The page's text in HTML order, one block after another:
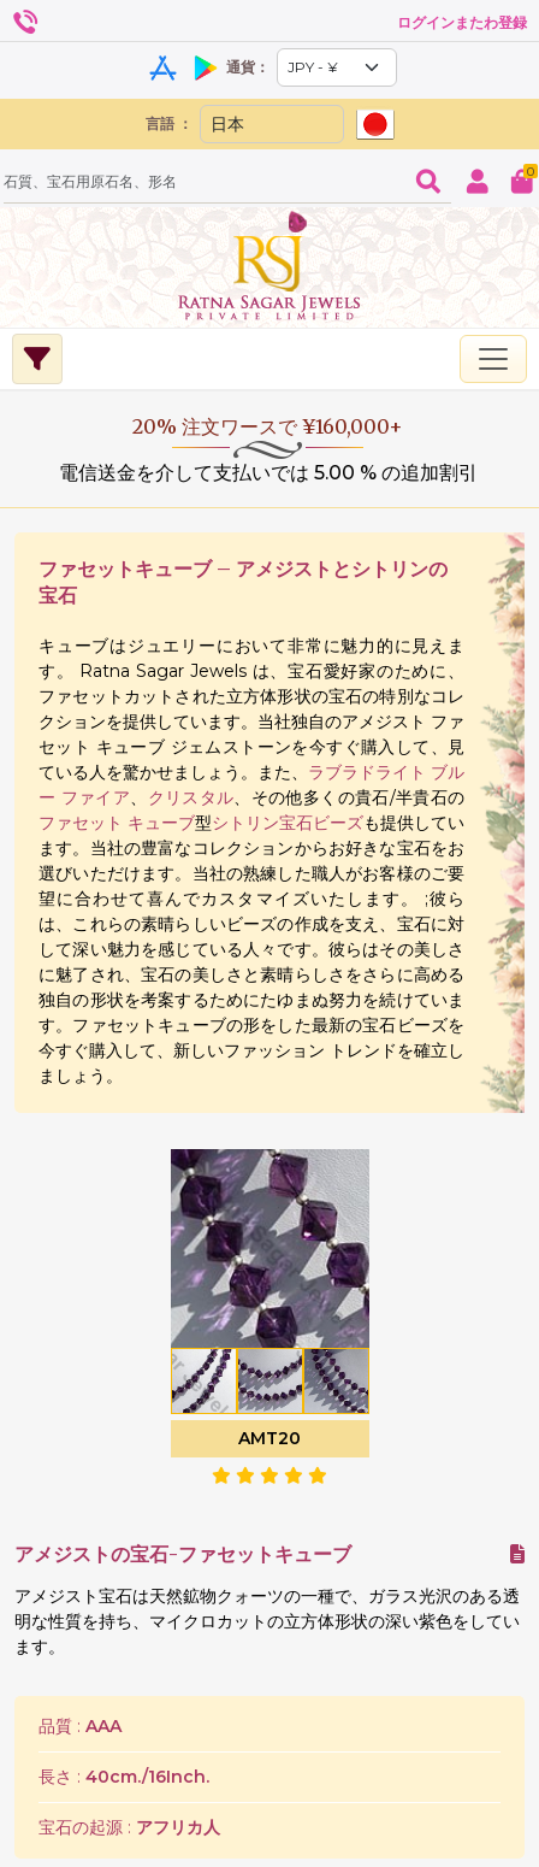
ログインまたわ登録
通貨：
言語 ：
0
20% 注文ワースで ¥160,000+
電信送金を介して支払いでは 5.00 % の追加割引
ファセットキューブ – アメジストとシトリンの
宝石
キューブはジュエリーにおいて非常に魅力的に見えま
す。 Ratna Sagar Jewels は、宝石愛好家のために、
ファセットカットされた立方体形状の宝石の特別なコレ
クションを提供しています。当社独自のアメジスト ファ
セット キューブ ジェムストーンを今すぐ購入して、見
ている人を驚かせましょう。また、 ラブラドライト ブル
ー ファイア、 クリスタル、その他多くの貴石/半貴石の
ファセット キューブ型シトリン宝石ビーズも提供してい
ます。当社の豊富なコレクションからお好きな宝石をお
選びいただけます。当社の熟練した職人がお客様のご要
望に合わせて喜んでカスタマイズいたします。 ;彼ら
は、これらの素晴らしいビーズの作成を支え、宝石に対
して深い魅力を感じている人々です。彼らはその美しさ
に魅了され、宝石の美しさと素晴らしさをさらに高める
独自の形状を考案するためにたゆまぬ努力を続けていま
す。ファセットキューブの形をした最新の宝石ビーズを
今すぐ購入して、新しいファッション トレンドを確立し
ましょう。
AMT20
アメジストの宝石-ファセットキューブ
アメジスト宝石は天然鉱物クォーツの一種で、ガラス光沢のある透
明な性質を持ち、マイクロカットの立方体形状の深い紫色をしてい
ます。
品質 : AAA
長さ : 40cm./16Inch.
宝石の起源 : アフリカ人